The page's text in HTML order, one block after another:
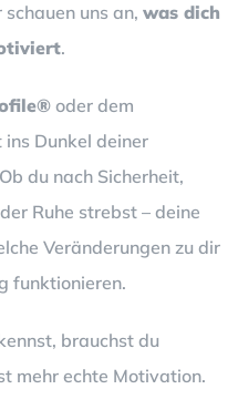
uns an, was dich
.
oder dem
ins Dunkel deiner
du nach Sicherheit,
Ruhe strebst – deine
Veränderungen zu dir
funktionieren.
brauchst du
mehr echte Motivation.